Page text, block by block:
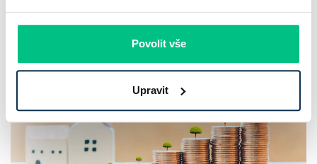
Povolit vše
Upravit
Pavel Pohanka|aktualizováno: 04.08.2026